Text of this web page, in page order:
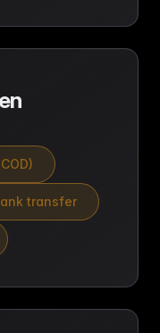
transfer